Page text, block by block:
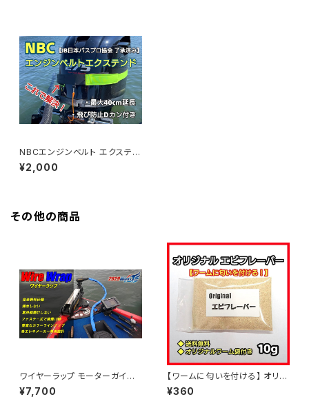
NBCエンジンベルト エクステン
ド
¥2,000
その他の商品
ワイヤーラップ モーターガイド
用 Lサイズ
¥7,700
【ワームに匂いを付ける】 オリジ
ナル エビフレーバー 10g
¥360